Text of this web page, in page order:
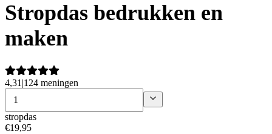
Stropdas bedrukken en
maken
4,31 |124 meningen
stropdas
€19,95